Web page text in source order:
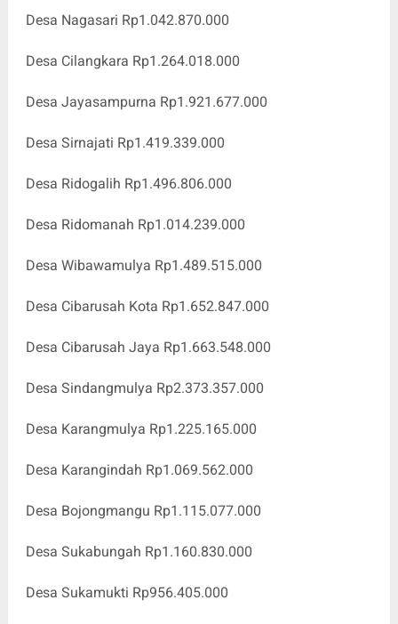
Desa Nagasari Rp1.042.870.000
Desa Cilangkara Rp1.264.018.000
Desa Jayasampurna Rp1.921.677.000
Desa Sirnajati Rp1.419.339.000
Desa Ridogalih Rp1.496.806.000
Desa Ridomanah Rp1.014.239.000
Desa Wibawamulya Rp1.489.515.000
Desa Cibarusah Kota Rp1.652.847.000
Desa Cibarusah Jaya Rp1.663.548.000
Desa Sindangmulya Rp2.373.357.000
Desa Karangmulya Rp1.225.165.000
Desa Karangindah Rp1.069.562.000
Desa Bojongmangu Rp1.115.077.000
Desa Sukabungah Rp1.160.830.000
Desa Sukamukti Rp956.405.000